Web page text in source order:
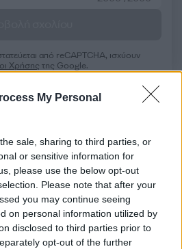
My Personal
sale, sharing to third parties, or
or sensitive information for
please use the below opt-out
Please note that after your
you may continue seeing
on personal information utilized by
disclosed to third parties prior to
opt-out of the further
από reCAPTCHA, ισχύουν
Χρήσης της Google.
ΦΟΥΝΤΑΣ
στοGoogle Newsκαι
όλη την ειδησεογραφία και τα